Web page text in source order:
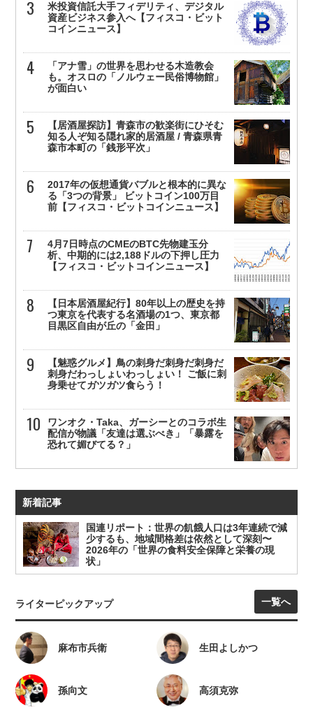
米投資信託大手フィデリティ、デジタル
資産ビジネス参入へ【フィスコ・ビット
コインニュース】
「アナ雪」の世界を思わせる木造教会
も。オスロの「ノルウェー民俗博物館」
が面白い
【居酒屋探訪】青森市の歓楽街にひそむ
知る人ぞ知る隠れ家的居酒屋 / 青森県青
森市本町の「銭形平次」
2017年の仮想通貨バブルと根本的に異な
る「3つの背景」 ビットコイン100万目
前【フィスコ・ビットコインニュース】
4月7日時点のCMEのBTC先物建玉分
析、中期的には2,188ドルの下押し圧力
【フィスコ・ビットコインニュース】
【日本居酒屋紀行】80年以上の歴史を持
つ東京を代表する名酒場の1つ、東京都
目黒区自由が丘の「金田」
【魅惑グルメ】鳥の刺身だ刺身だ刺身だ
刺身だわっしょいわっしょい！ ご飯に刺
身乗せてガツガツ食らう！
ワンオク・Taka、ガーシーとのコラボ生
配信が物議「友達は選ぶべき」「暴露を
恐れて媚びてる？」
新着記事
国連リポート：世界の飢餓人口は3年連続で減
少するも、地域間格差は依然として深刻〜
2026年の「世界の食料安全保障と栄養の現
状」
ライターピックアップ 一覧へ
麻布市兵衛 生田よしかつ
孫向文 高須克弥